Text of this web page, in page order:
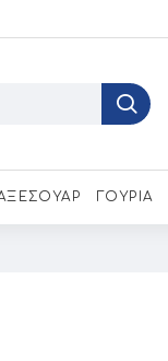
ΓΟΥΡΙΑ